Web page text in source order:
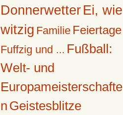
Donnerwetter Ei, wie
witzig Familie Feiertage
Fuffzig und ... Fußball:
Welt- und
Europameisterschafte
n Geistesblitze